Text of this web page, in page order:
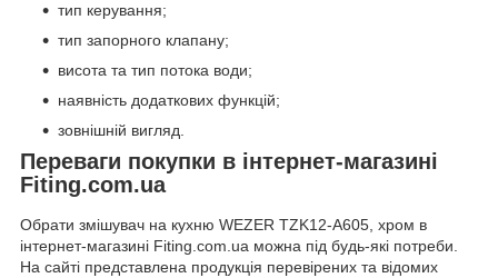
тип керування;
тип запорного клапану;
висота та тип потока води;
наявність додаткових функцій;
зовнішній вигляд.
Переваги покупки в інтернет-магазині
Fiting.com.ua
Обрати змішувач на кухню WEZER TZK12-A605, хром в
інтернет-магазині Fiting.com.ua можна під будь-які потреби.
На сайті представлена продукція перевірених та відомих